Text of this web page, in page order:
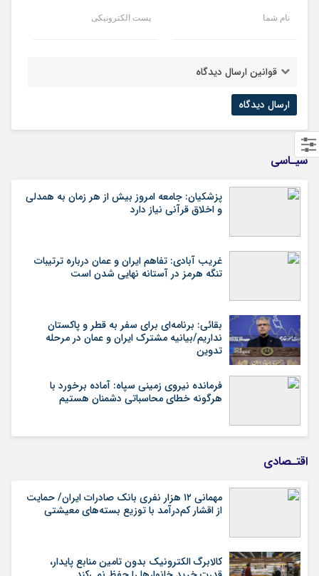
نام شما پست الکترونیکی
قوانین ارسال دیدگاه
سیـاسی
پزشکیان: جامعه امروز بیش از هر زمان به همدلی
و اخلاق قرآنی نیاز دارد
غریب آبادی: تفاهم ایران و عمان درباره ترتیبات
تنگه هرمز در آستانه نهایی شدن است
بقائی: برنامه‌ای برای سفر به قطر و پاکستان
نداریم/بیانیه مشترک ایران و عمان در مرحله
تدوین
فرمانده نیروی زمینی سپاه: آماده برخورد با
هرگونه خطای محاسباتی دشمنان هستیم
اقتـصادی
مهمانی ۱۲ هزار نفری بانک صادرات ایران/ حمایت
از اقشار کم‌درآمد با توزیع بسته‌های معیشتی
کالابرگ الکترونیک بدون تامین منابع پایدار،